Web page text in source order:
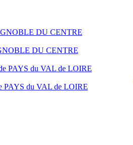
DU CENTRE
PAYS du VAL de LOIRE